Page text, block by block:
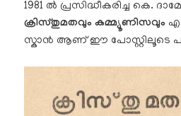
1981 ൽ പ്രസിദ്ധീകരിച്ച കെ.
ക്രിസ്തുമതവും കമ്മ്യൂണിസവും
സ്കാൻ ആണ് ഈ പോസ്റ്റിലൂടെ